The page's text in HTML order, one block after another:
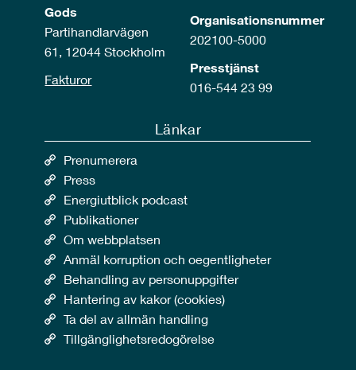
Gods
Partihandlarvägen
61, 12044 Stockholm
Fakturor
Organisationsnummer
202100-5000
Presstjänst
016-544 23 99
Länkar
Prenumerera
Press
Energiutblick podcast
Publikationer
Om webbplatsen
Anmäl korruption och oegentligheter
Behandling av personuppgifter
Hantering av kakor (cookies)
Ta del av allmän handling
Tillgänglighetsredogörelse